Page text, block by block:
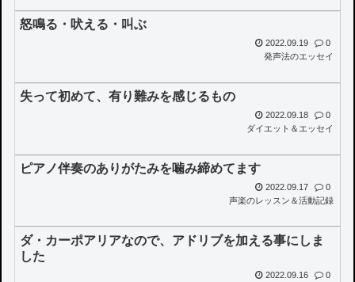
怒鳴る・吠える・叫ぶ
2022.09.19
0
発声法のエッセイ
失って初めて、有り難みを感じるもの
2022.09.18
0
ダイエット＆エッセイ
ピアノ伴奏のありがたみを噛み締めてます
2022.09.17
0
声楽のレッスン＆活動記録
ダ・カーポアリアなので、アドリブを加える事にしま
した
2022.09.16
0